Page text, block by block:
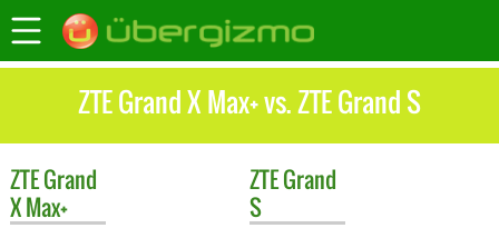
ZTE Grand X Max+ vs. ZTE Grand S
ZTEGrand
X Max+
ZTEGrand
S